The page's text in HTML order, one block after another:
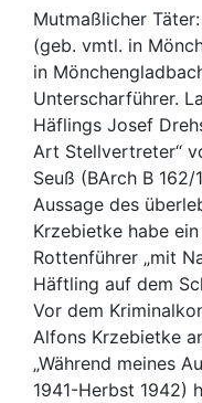
Mutmaßlicher
(geb. vmtl. in
in
Unterscharführer.
Häflings Josef
Art Stellvertreter“
Seuß (BArch B
Aussage des
Krzebietke habe
Rottenführer „mit
Häftling auf dem
Vor dem
Alfons Krzebietke
„Während meines
1941-Herbst 1942)